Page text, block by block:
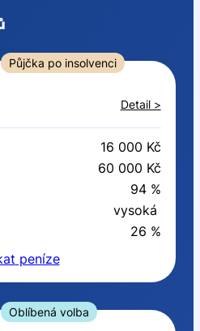
Půjčka po insolvenci
Detail >
16 000 Kč
60 000 Kč
94 %
vysoká
26 %
peníze
Oblíbená volba